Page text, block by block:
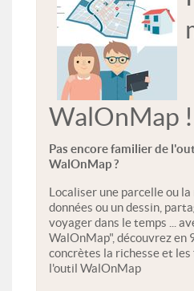
WalOnMap !
Pas encore familier de
WalOnMap ?
Localiser une parcelle ou
données ou un dessin,
voyager dans le temps ...
WalOnMap", découvrez en
concrètes la richesse et
l'outil WalOnMap